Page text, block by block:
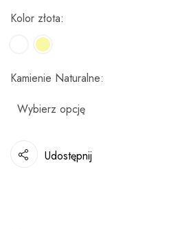
Kolor złota
Kamienie Naturalne
Udostępnij